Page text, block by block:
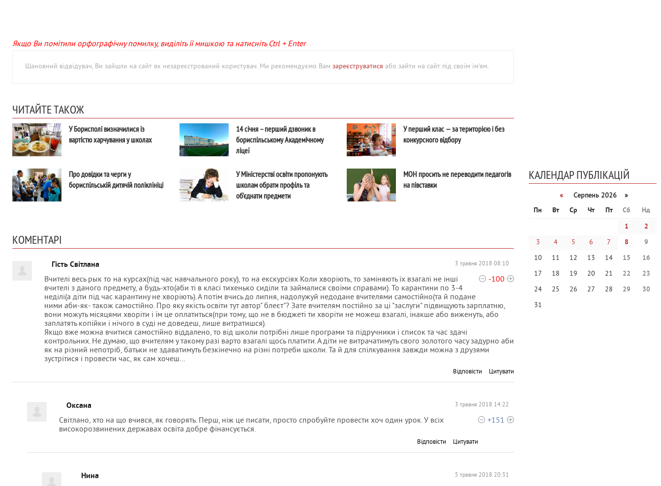
Якщо Ви помітили орфографічну помилку, виділіть її мишкою та натисніть Ctrl + Enter
Шановний відвідувач, Ви зайшли на сайт як незареєстрований користувач. Ми рекомендуємо Вам зареєструватися або зайти на сайт під своїм ім'ям.
ЧИТАЙТЕ ТАКОЖ
У Борисполі визначилися із
вартістю харчування у школах
14 січня – перший дзвоник в
бориспільському Академічному
ліцеї
У перший клас — за територією і без
конкурсного відбору
Про довідки та черги у
бориспільській дитячій поліклініці
У Міністерстві освіти пропонують
школам обрати профіль та
об'єднати предмети
МОН просить не переводити педагогів
на півставки
КОМЕНТАРІ
Гість Світлана 3 травня 2018 08:10
-100
Вчителі весь рык то на курсах(під час навчального року), то на екскурсіях Коли хворіють, то заміняють їх взагалі не інші
вчителі з даного предмету, а будь-хто(аби ті в класі тихенько сиділи та займалися своїми справами). То карантини по 3-4
неділі(а діти під час карантину не хворіють). А потім вчись до липня, надолужуй недодане вчителями самостійно(та й подане
ними аби-як- також самостійно. Про яку якість освіти тут автор" блеєт"? Зате вчителям постійно за ці "заслуги" підвищують зарплатню,
вони можуть місяцями хворіти і їм це оплатиться(при тому, що не в бюджеті ти хворіти не можеш взагалі, інакше або виженуть, або
заплатять копійки і нічого в суді не доведеш, лише витратишся).
Якщо вже можна вчитися самостійно віддалено, то від школи потрібні лише програми та підручники і список та час здачі
контрольних. Не думаю, що вчителям у такому разі варто взагалі щось платити. А діти не витрачатимуть свого золотого часу задурно аби
як на різний непотріб, батьки не здаватимуть безкінечно на різні потреби школи. Та й для спілкування завжди можна з друзями
зустрітися і провести час, як сам хочеш...
Відповісти Цитувати
Оксана 3 травня 2018 14:22
+151
Світлано, хто на що вчився, як говорять. Перш, ніж це писати, просто спробуйте провести хоч один урок. У всіх
високорозвинених державах освіта добре фінансується.
Відповісти Цитувати
Нина 5 травня 2018 20:31
КАЛЕНДАР ПУБЛІКАЦІЙ
«
Серпень 2026 »
Пн
Вт Ср Чт Пт Сб
Нд
1
2
3
4 5 6 7 8
9
10
11 12 13 14 15
16
17
18 19 20 21 22
23
24
25 26 27 28 29
30
31